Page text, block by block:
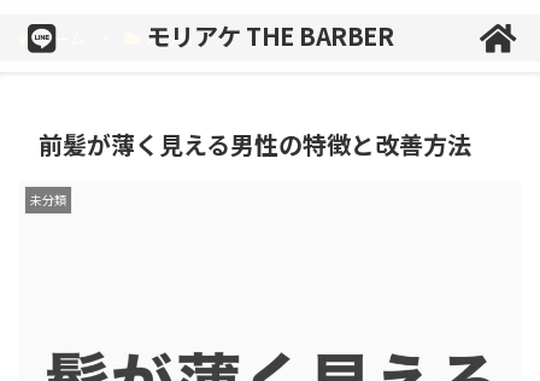
ホーム 未分類
前髪が薄く見える男性の特徴と改善方法
未分類
モリアケ THE BARBER